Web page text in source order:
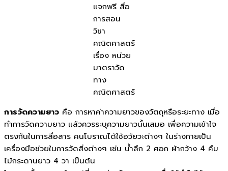
แจกฟรี สื่อ
การสอน
วิชา
คณิตศาสตร์
เรื่อง หน่วย
มาตราวัด
ทาง
คณิตศาสตร์
การวัดความยาว คือ การหาค่าความยาวของวัตถุหรือระยะทาง เมื่อ
ทำการวัดความยาว แล้วควรระบุความยาวนั้นเสมอ เพื่อความเข้าใจ
ตรงกันในการสื่อสาร คนโบราณได้ใช้อวัยวะต่างๆ ในร่างกายเป็น
เครื่องมือช่วยในการวัดสิ่งต่างๆ เช่น น้ำลึก 2 ศอก ผ้ากว้าง 4 คืบ
ไม้กระดานยาว 4 วา เป็นต้น